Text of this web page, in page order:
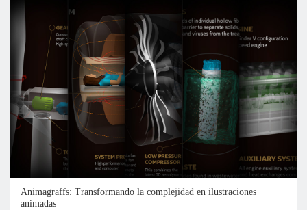
Animagraffs: Transformando la complejidad en ilustraciones
animadas